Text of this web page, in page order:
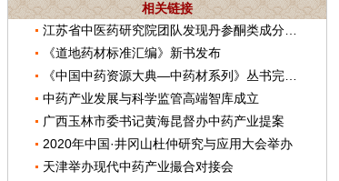
相关链接
《道地药材标准汇编》新书发布
中药产业发展与科学监管高端智库成立
广西玉林市委书记黄海昆督办中药产业提案
2020年中国·井冈山杜仲研究与应用大会举办
天津举办现代中药产业撮合对接会